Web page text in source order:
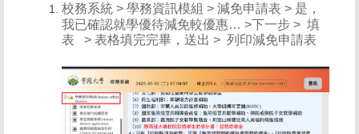
校務系統 > 學務資訊模組 > 減免申請表 > 是，
我已確認就學優待減免較優惠… >下一步 > 填
表 > 表格填完完畢，送出 > 列印減免申請表